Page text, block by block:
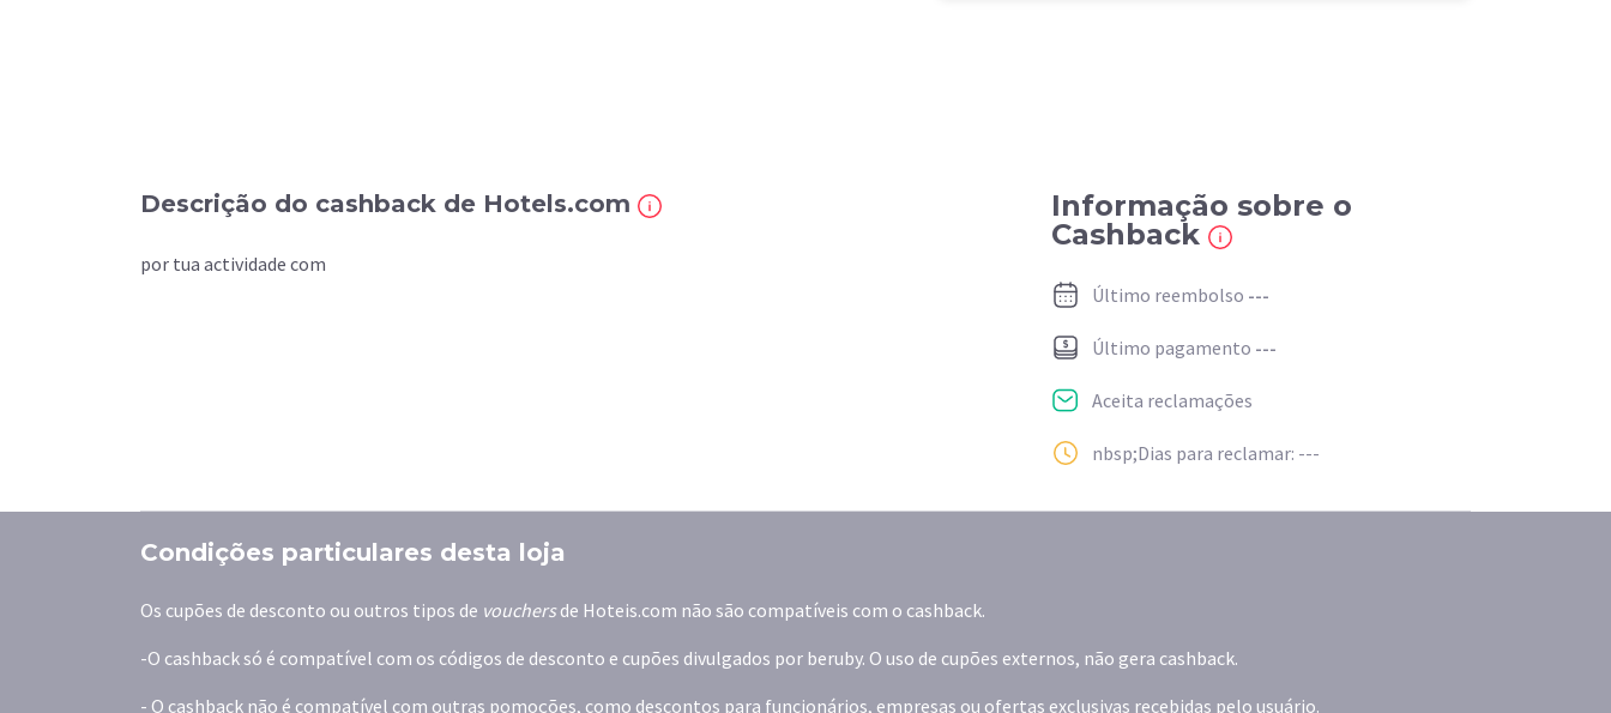
Descrição do cashback de Hotels.com
por tua actividade com
Informação sobre o
Cashback
Último reembolso ---
Último pagamento ---
Aceita reclamações
nbsp;Dias para reclamar: ---
Condições particulares desta loja
Os cupões de desconto ou outros tipos de vouchersde Hoteis.com não são compatíveis com o cashback.
-O cashback só é compatível com os códigos de desconto e cupões divulgados por beruby. O uso de cupões externos, não gera cashback.
- O cashback não é compatível com outras pomoções, como descontos para funcionários, empresas ou ofertas exclusivas recebidas pelo usuário.